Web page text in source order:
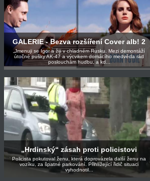
GALERIE - Bezva rozšíření Cover alb! 2
„Jmenuji se Igor a žiji v chladném Rusku. Mezi demontáží
útočné pušky AK-47 a výcvikem domácího medvěda rád
poslouchám hudbu, a kd...
„Hrdinský“ zásah proti policistovi
Policista pokutoval ženu, která doprovázela další ženu na
vozíku, za špatné parkování. Přihlížející řidič situaci
vyhodnotil...